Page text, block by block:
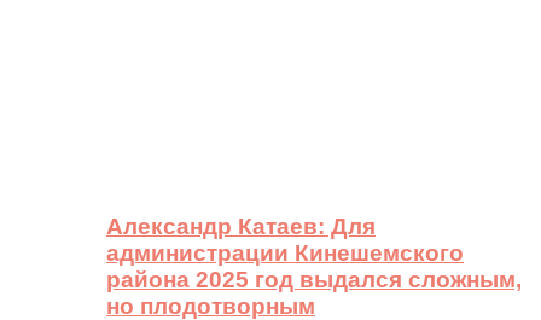
Александр Катаев: Для
администрации Кинешемского
района 2025 год выдался сложным,
но плодотворным